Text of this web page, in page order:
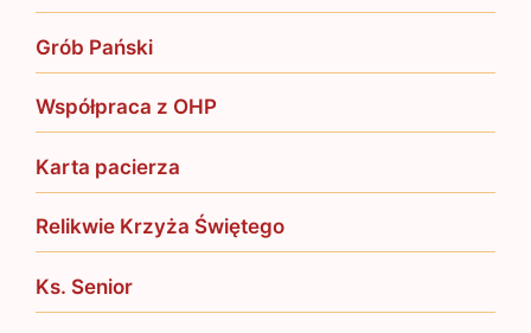
Grób Pański
Współpraca z OHP
Karta pacierza
Relikwie Krzyża Świętego
Ks. Senior